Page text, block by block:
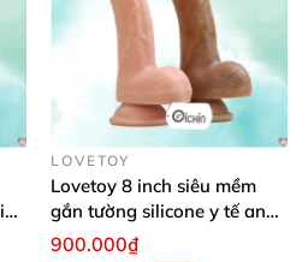
LOVETOY
Lovetoy 8 inch siêu mềm
gắn tường silicone y tế an
toàn
900.000₫